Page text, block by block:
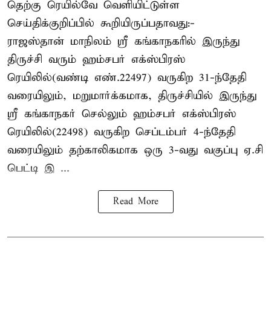
தெற்கு ரெயில்வே வெளியிட்டுள்ள
செய்திக்குறிப்பில் கூறியிருப்பதாவது:-
ராஜஸ்தான் மாநிலம் ஸ்ரீ கங்காநகரில் இருந்து
திருச்சி வரும் ஹம்சபர் எக்ஸ்பிரஸ்
ரெயிலில்(வண்டி எண்.22497) வருகிற 31-ந்தேதி
வரையிலும், மறுமார்க்கமாக, திருச்சியில் இருந்து
ஸ்ரீ கங்காநகர் செல்லும் ஹம்சபர் எக்ஸ்பிரஸ்
ரெயிலில்(22498) வருகிற செப்டம்பர் 4-ந்தேதி
வரையிலும் தற்காலிகமாக ஒரு 3-வது வகுப்பு ஏ.சி
பெட்டி இ ...
Read More